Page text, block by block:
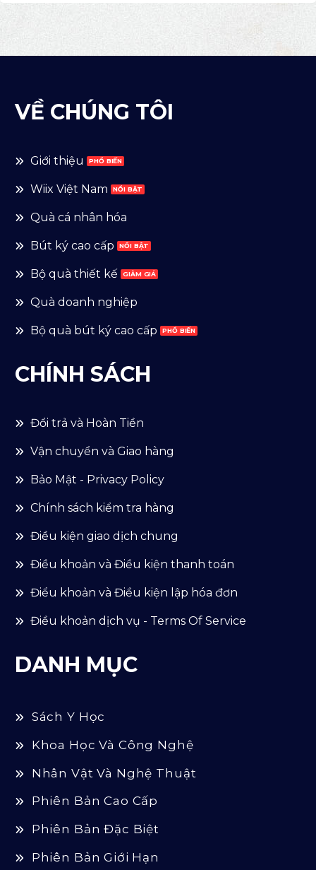
VỀ CHÚNG TÔI
Giới thiệu
Wiix Việt Nam
Quà cá nhân hóa
Bút ký cao cấp
Bộ quà thiết kế
Quà doanh nghiệp
Bộ quà bút ký cao cấp
CHÍNH SÁCH
Đổi trả và Hoàn Tiền
Vận chuyển và Giao hàng
Bảo Mật - Privacy Policy
Chính sách kiểm tra hàng
Điều kiện giao dịch chung
Điều khoản và Điều kiện thanh toán
Điểu khoản và Điều kiện lập hóa đơn
Điều khoản dịch vụ - Terms Of Service
DANH MỤC
Sách Y Học
Khoa Học Và Công Nghệ
Nhân Vật Và Nghệ Thuật
Phiên Bản Cao Cấp
Phiên Bản Đặc Biệt
Phiên Bản Giới Hạn